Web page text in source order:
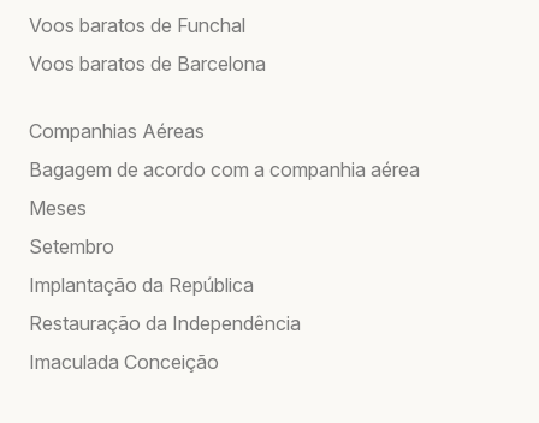
Voos baratos de Funchal
Voos baratos de Barcelona
Companhias Aéreas
Bagagem de acordo com a companhia aérea
Meses
Setembro
Implantação da República
Restauração da Independência
Imaculada Conceição